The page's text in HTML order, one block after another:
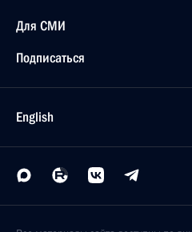
Для СМИ
Подписаться
English